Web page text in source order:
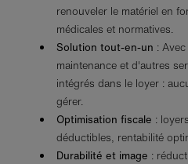
renouveler le matériel en
médicales et normatives.
Solution tout-en-un :
maintenance et d'autres
intégrés dans le loyer :
gérer.
Optimisation fiscale :
déductibles, rentabilité
Durabilité et image :